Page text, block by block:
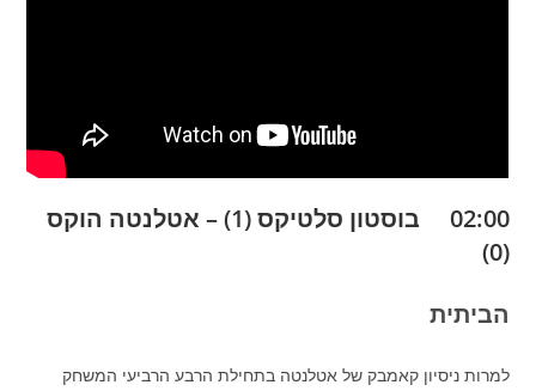
02:00 בוסטון סלטיקס (1) – אטלנטה הוקס
(0)
הביתית
למרות ניסיון קאמבק של אטלנטה בתחילת הרבע הרביעי המשחק